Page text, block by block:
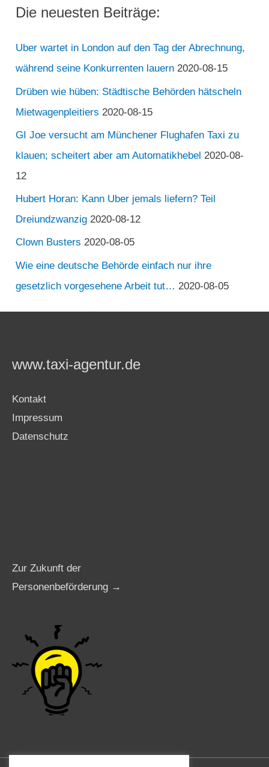
Die neuesten Beiträge:
Uber wartet in London auf den Tag der Abrechnung,
während seine Konkurrenten lauern 2020-08-15
Drüben wie hüben: Städtische Behörden hätscheln
Mietwagenpleitiers 2020-08-15
GI Joe versucht am Münchener Flughafen Taxi zu
klauen; scheitert aber am Automatikhebel 2020-08-
12
Hubert Horan: Kann Uber jemals liefern? Teil
Dreiundzwanzig 2020-08-12
Clown Busters 2020-08-05
Wie eine deutsche Behörde einfach nur ihre
gesetzlich vorgesehene Arbeit tut… 2020-08-05
www.taxi-agentur.de
Kontakt
Impressum
Datenschutz
Zur Zukunft der
Personenbeförderung →